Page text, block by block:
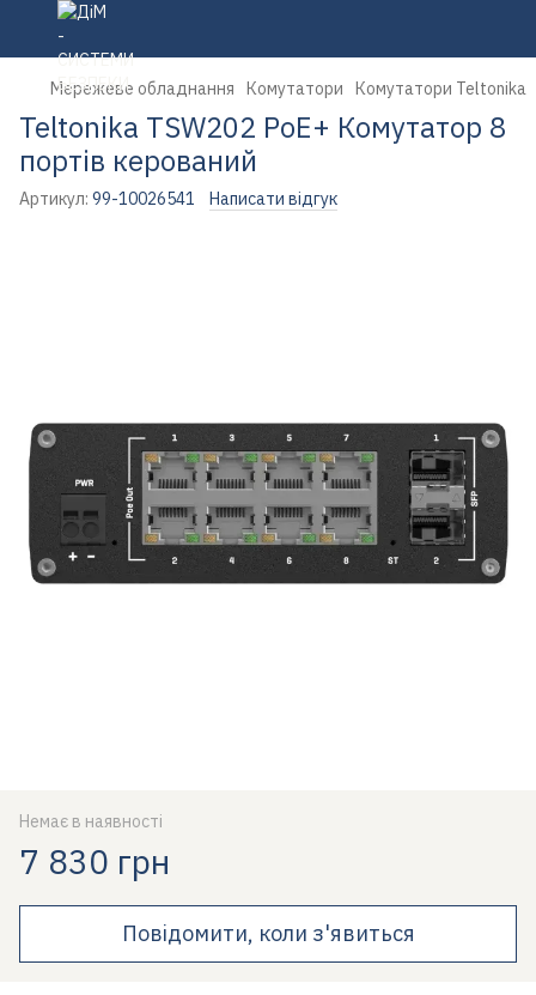
Мережеве обладнання Комутатори Комутатори Teltonika
Teltonika TSW202 PoE+ Комутатор 8
портів керований
Артикул: 99-10026541 Написати відгук
Немає в наявності
7 830 грн
Повідомити, коли з'явиться